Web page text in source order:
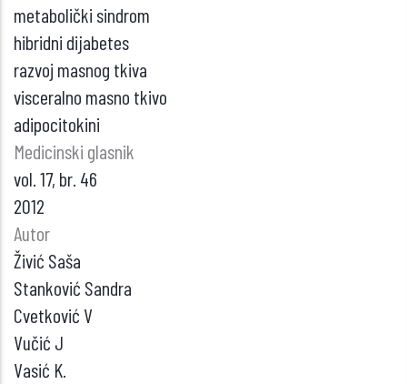
metabolički sindrom
hibridni dijabetes
razvoj masnog tkiva
visceralno masno tkivo
adipocitokini
Medicinski glasnik
vol. 17, br. 46
2012
Autor
Živić Saša
Stanković Sandra
Cvetković V
Vučić J
Vasić K.